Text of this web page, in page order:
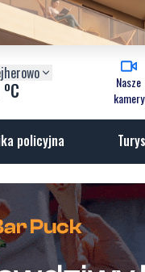
oC
Nasze
kamery
policyjna